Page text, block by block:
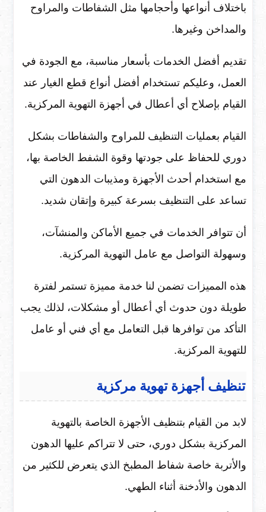
باختلاف أنواعها وأحجامها مثل الشفاطات والمراوح
والمداخن وغيرها.
تقديم أفضل الخدمات بأسعار مناسبة، مع الجودة في
العمل، وعليكم تستخدام أفضل أنواع قطع الغيار عند
القيام بإصلاح أي أعطال في أجهزة التهوية المركزية.
القيام بعمليات التنظيف للمراوح والشفاطات بشكل
دوري للحفاظ على جودتها وقوة الشفط الخاصة بها،
مع استخدام أحدث الأجهزة ومذيبات الدهون التي
تساعد على التنظيف بسرعة كبيرة وإتقان شديد.
أن تتوافر الخدمات في جميع الأماكن والمنشآت،
وسهولة التواصل مع عامل التهوية المركزية.
هذه المميزات تضمن لنا خدمة مميزة تستمر لفترة
طويلة دون حدوث أي أعطال أو مشكلات، لذلك يجب
التأكد من توافرها قبل التعامل مع أي فني أو عامل
للتهوية المركزية.
تنظيف أجهزة تهوية مركزية
لابد من القيام بتنظيف الأجهزة الخاصة بالتهوية
المركزية بشكل دوري، حتى لا تتراكم عليها الدهون
والأتربة خاصة شفاط المطبخ الذي يتعرض للكثير من
الدهون والأدخنة أثناء الطهي.